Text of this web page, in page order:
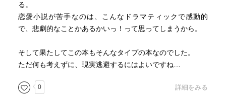
る。
恋愛小説が苦手なのは、こんなドラマティックで感動的
で、悲劇的なことかあるかいっ！って思ってしまうから。
そして果たしてこの本もそんなタイプの本なのでした。
ただ何も考えずに、現実逃避するにはよいですね…
0 詳細をみる